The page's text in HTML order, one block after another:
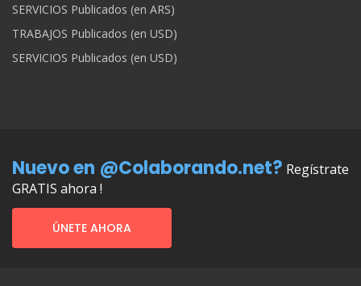
SERVICIOS Publicados (en ARS)
TRABAJOS Publicados (en USD)
SERVICIOS Publicados (en USD)
Nuevo en @Colaborando.net? Regístrate
GRATIS ahora !
ÚNETE AHORA